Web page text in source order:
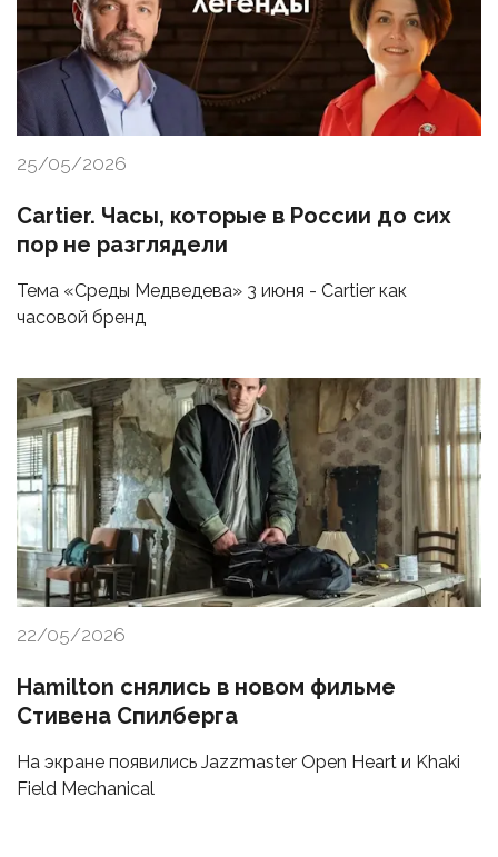
25/05/2026
Cartier. Часы, которые в России до сих
пор не разглядели
Тема «Среды Медведева» 3 июня - Cartier как
часовой бренд
22/05/2026
Hamilton снялись в новом фильме
Стивена Спилберга
На экране появились Jazzmaster Open Heart и Khaki
Field Mechanical